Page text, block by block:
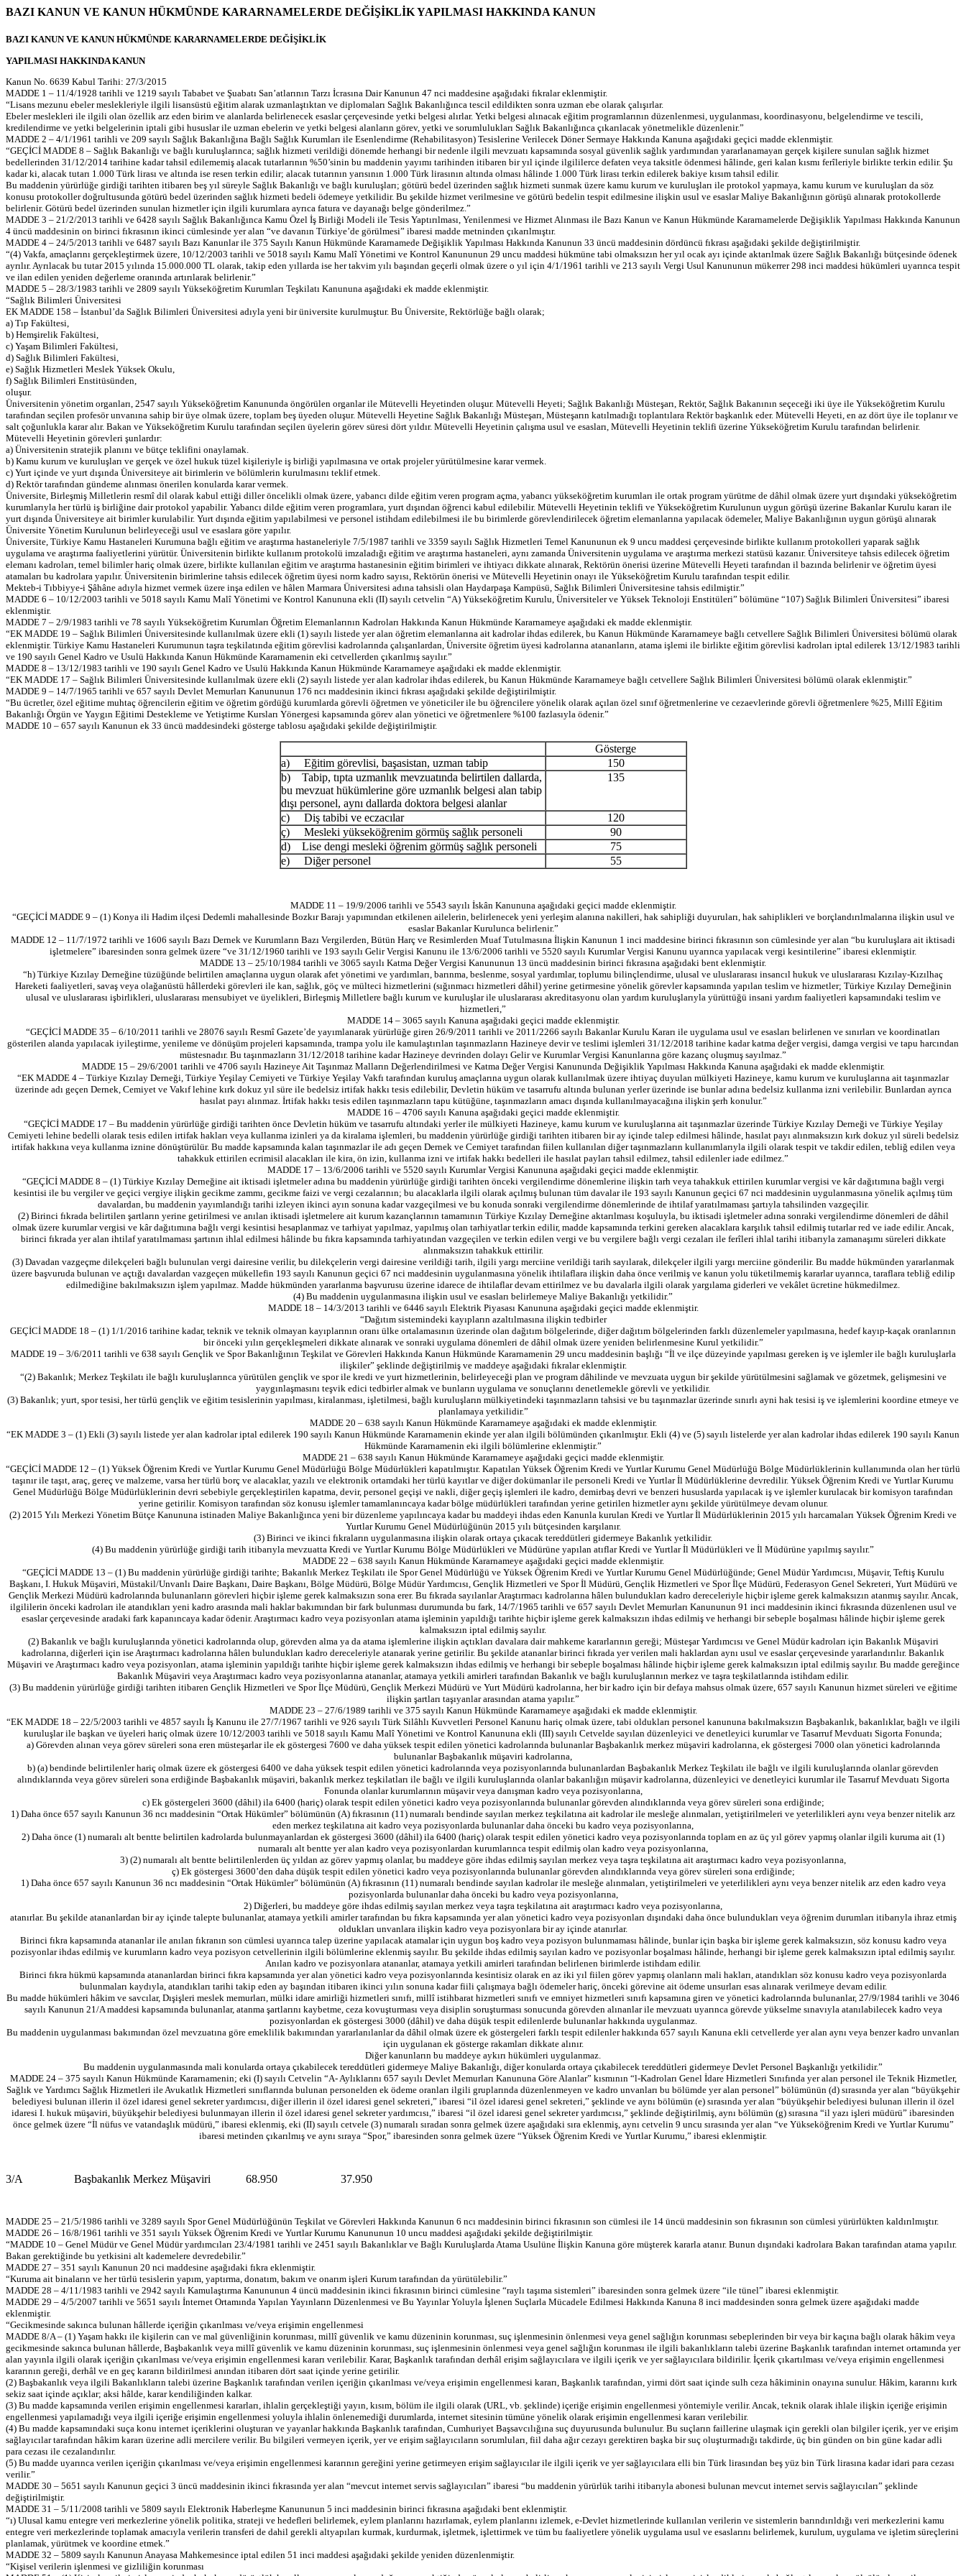
BAZI KANUN VE KANUN HÜKMÜNDE KARARNAMELERDE DEĞİŞİKLİK YAPILMASI HAKKINDA KANUN
BAZI KANUN VE KANUN HÜKMÜNDE KARARNAMELERDE DEĞİŞİKLİK
YAPILMASI HAKKINDA KANUN
Kanun No. 6639 Kabul Tarihi: 27/3/2015
MADDE 1 – 11/4/1928 tarihli ve 1219 sayılı Tababet ve Şuabatı San’atlarının Tarzı İcrasına Dair Kanunun 47 nci maddesine aşağıdaki fıkralar eklenmiştir.
“Lisans mezunu ebeler meslekleriyle ilgili lisansüstü eğitim alarak uzmanlaştıktan ve diplomaları Sağlık Bakanlığınca tescil edildikten sonra uzman ebe olarak çalışırlar.
Ebeler meslekleri ile ilgili olan özellik arz eden birim ve alanlarda belirlenecek esaslar çerçevesinde yetki belgesi alırlar. Yetki belgesi alınacak eğitim programlarının düzenlenmesi, uygulanması, koordinasyonu, belgelendirme ve tescili,
kredilendirme ve yetki belgelerinin iptali gibi hususlar ile uzman ebelerin ve yetki belgesi alanların görev, yetki ve sorumlulukları Sağlık Bakanlığınca çıkarılacak yönetmelikle düzenlenir.”
MADDE 2 – 4/1/1961 tarihli ve 209 sayılı Sağlık Bakanlığına Bağlı Sağlık Kurumları ile Esenlendirme (Rehabilitasyon) Tesislerine Verilecek Döner Sermaye Hakkında Kanuna aşağıdaki geçici madde eklenmiştir.
“GEÇİCİ MADDE 8 – Sağlık Bakanlığı ve bağlı kuruluşlarınca; sağlık hizmeti verildiği dönemde herhangi bir nedenle ilgili mevzuatı kapsamında sosyal güvenlik sağlık yardımından yararlanamayan gerçek kişilere sunulan sağlık hizmet
bedellerinden 31/12/2014 tarihine kadar tahsil edilememiş alacak tutarlarının %50’sinin bu maddenin yayımı tarihinden itibaren bir yıl içinde ilgililerce defaten veya taksitle ödenmesi hâlinde, geri kalan kısmı ferîleriyle birlikte terkin edilir. Şu
kadar ki, alacak tutarı 1.000 Türk lirası ve altında ise resen terkin edilir; alacak tutarının yarısının 1.000 Türk lirasının altında olması hâlinde 1.000 Türk lirası terkin edilerek bakiye kısım tahsil edilir.
Bu maddenin yürürlüğe girdiği tarihten itibaren beş yıl süreyle Sağlık Bakanlığı ve bağlı kuruluşları; götürü bedel üzerinden sağlık hizmeti sunmak üzere kamu kurum ve kuruluşları ile protokol yapmaya, kamu kurum ve kuruluşları da söz
konusu protokoller doğrultusunda götürü bedel üzerinden sağlık hizmeti bedeli ödemeye yetkilidir. Bu şekilde hizmet verilmesine ve götürü bedelin tespit edilmesine ilişkin usul ve esaslar Maliye Bakanlığının görüşü alınarak protokollerde
belirlenir. Götürü bedel üzerinden sunulan hizmetler için ilgili kurumlara ayrıca fatura ve dayanağı belge gönderilmez.”
MADDE 3 – 21/2/2013 tarihli ve 6428 sayılı Sağlık Bakanlığınca Kamu Özel İş Birliği Modeli ile Tesis Yaptırılması, Yenilenmesi ve Hizmet Alınması ile Bazı Kanun ve Kanun Hükmünde Kararnamelerde Değişiklik Yapılması Hakkında Kanunun
4 üncü maddesinin on birinci fıkrasının ikinci cümlesinde yer alan “ve davanın Türkiye’de görülmesi” ibaresi madde metninden çıkarılmıştır.
MADDE 4 – 24/5/2013 tarihli ve 6487 sayılı Bazı Kanunlar ile 375 Sayılı Kanun Hükmünde Kararnamede Değişiklik Yapılması Hakkında Kanunun 33 üncü maddesinin dördüncü fıkrası aşağıdaki şekilde değiştirilmiştir.
“(4) Vakfa, amaçlarını gerçekleştirmek üzere, 10/12/2003 tarihli ve 5018 sayılı Kamu Malî Yönetimi ve Kontrol Kanununun 29 uncu maddesi hükmüne tabi olmaksızın her yıl ocak ayı içinde aktarılmak üzere Sağlık Bakanlığı bütçesinde ödenek
ayrılır. Ayrılacak bu tutar 2015 yılında 15.000.000 TL olarak, takip eden yıllarda ise her takvim yılı başından geçerli olmak üzere o yıl için 4/1/1961 tarihli ve 213 sayılı Vergi Usul Kanununun mükerrer 298 inci maddesi hükümleri uyarınca tespit
ve ilan edilen yeniden değerleme oranında artırılarak belirlenir.”
MADDE 5 – 28/3/1983 tarihli ve 2809 sayılı Yükseköğretim Kurumları Teşkilatı Kanununa aşağıdaki ek madde eklenmiştir.
“Sağlık Bilimleri Üniversitesi
EK MADDE 158 – İstanbul’da Sağlık Bilimleri Üniversitesi adıyla yeni bir üniversite kurulmuştur. Bu Üniversite, Rektörlüğe bağlı olarak;
a) Tıp Fakültesi,
b) Hemşirelik Fakültesi,
c) Yaşam Bilimleri Fakültesi,
d) Sağlık Bilimleri Fakültesi,
e) Sağlık Hizmetleri Meslek Yüksek Okulu,
f) Sağlık Bilimleri Enstitüsünden,
oluşur.
Üniversitenin yönetim organları, 2547 sayılı Yükseköğretim Kanununda öngörülen organlar ile Mütevelli Heyetinden oluşur. Mütevelli Heyeti; Sağlık Bakanlığı Müsteşarı, Rektör, Sağlık Bakanının seçeceği iki üye ile Yükseköğretim Kurulu
tarafından seçilen profesör unvanına sahip bir üye olmak üzere, toplam beş üyeden oluşur. Mütevelli Heyetine Sağlık Bakanlığı Müsteşarı, Müsteşarın katılmadığı toplantılara Rektör başkanlık eder. Mütevelli Heyeti, en az dört üye ile toplanır ve
salt çoğunlukla karar alır. Bakan ve Yükseköğretim Kurulu tarafından seçilen üyelerin görev süresi dört yıldır. Mütevelli Heyetinin çalışma usul ve esasları, Mütevelli Heyetinin teklifi üzerine Yükseköğretim Kurulu tarafından belirlenir.
Mütevelli Heyetinin görevleri şunlardır:
a) Üniversitenin stratejik planını ve bütçe teklifini onaylamak.
b) Kamu kurum ve kuruluşları ve gerçek ve özel hukuk tüzel kişileriyle iş birliği yapılmasına ve ortak projeler yürütülmesine karar vermek.
c) Yurt içinde ve yurt dışında Üniversiteye ait birimlerin ve bölümlerin kurulmasını teklif etmek.
d) Rektör tarafından gündeme alınması önerilen konularda karar vermek.
Üniversite, Birleşmiş Milletlerin resmî dil olarak kabul ettiği diller öncelikli olmak üzere, yabancı dilde eğitim veren program açma, yabancı yükseköğretim kurumları ile ortak program yürütme de dâhil olmak üzere yurt dışındaki yükseköğretim
kurumlarıyla her türlü iş birliğine dair protokol yapabilir. Yabancı dilde eğitim veren programlara, yurt dışından öğrenci kabul edilebilir. Mütevelli Heyetinin teklifi ve Yükseköğretim Kurulunun uygun görüşü üzerine Bakanlar Kurulu kararı ile
yurt dışında Üniversiteye ait birimler kurulabilir. Yurt dışında eğitim yapılabilmesi ve personel istihdam edilebilmesi ile bu birimlerde görevlendirilecek öğretim elemanlarına yapılacak ödemeler, Maliye Bakanlığının uygun görüşü alınarak
Üniversite Yönetim Kurulunun belirleyeceği usul ve esaslara göre yapılır.
Üniversite, Türkiye Kamu Hastaneleri Kurumuna bağlı eğitim ve araştırma hastaneleriyle 7/5/1987 tarihli ve 3359 sayılı Sağlık Hizmetleri Temel Kanununun ek 9 uncu maddesi çerçevesinde birlikte kullanım protokolleri yaparak sağlık
uygulama ve araştırma faaliyetlerini yürütür. Üniversitenin birlikte kullanım protokolü imzaladığı eğitim ve araştırma hastaneleri, aynı zamanda Üniversitenin uygulama ve araştırma merkezi statüsü kazanır. Üniversiteye tahsis edilecek öğretim
elemanı kadroları, temel bilimler hariç olmak üzere, birlikte kullanılan eğitim ve araştırma hastanesinin eğitim birimleri ve ihtiyacı dikkate alınarak, Rektörün önerisi üzerine Mütevelli Heyeti tarafından il bazında belirlenir ve öğretim üyesi
atamaları bu kadrolara yapılır. Üniversitenin birimlerine tahsis edilecek öğretim üyesi norm kadro sayısı, Rektörün önerisi ve Mütevelli Heyetinin onayı ile Yükseköğretim Kurulu tarafından tespit edilir.
Mekteb-i Tıbbiyye-i Şâhâne adıyla hizmet vermek üzere inşa edilen ve hâlen Marmara Üniversitesi adına tahsisli olan Haydarpaşa Kampüsü, Sağlık Bilimleri Üniversitesine tahsis edilmiştir.”
MADDE 6 – 10/12/2003 tarihli ve 5018 sayılı Kamu Malî Yönetimi ve Kontrol Kanununa ekli (II) sayılı cetvelin “A) Yükseköğretim Kurulu, Üniversiteler ve Yüksek Teknoloji Enstitüleri” bölümüne “107) Sağlık Bilimleri Üniversitesi” ibaresi
eklenmiştir.
MADDE 7 – 2/9/1983 tarihli ve 78 sayılı Yükseköğretim Kurumları Öğretim Elemanlarının Kadroları Hakkında Kanun Hükmünde Kararnameye aşağıdaki ek madde eklenmiştir.
“EK MADDE 19 – Sağlık Bilimleri Üniversitesinde kullanılmak üzere ekli (1) sayılı listede yer alan öğretim elemanlarına ait kadrolar ihdas edilerek, bu Kanun Hükmünde Kararnameye bağlı cetvellere Sağlık Bilimleri Üniversitesi bölümü olarak
eklenmiştir. Türkiye Kamu Hastaneleri Kurumunun taşra teşkilatında eğitim görevlisi kadrolarında çalışanlardan, Üniversite öğretim üyesi kadrolarına atananların, atama işlemi ile birlikte eğitim görevlisi kadroları iptal edilerek 13/12/1983 tarihli
ve 190 sayılı Genel Kadro ve Usulü Hakkında Kanun Hükmünde Kararnamenin eki cetvellerden çıkarılmış sayılır.”
MADDE 8 – 13/12/1983 tarihli ve 190 sayılı Genel Kadro ve Usulü Hakkında Kanun Hükmünde Kararnameye aşağıdaki ek madde eklenmiştir.
“EK MADDE 17 – Sağlık Bilimleri Üniversitesinde kullanılmak üzere ekli (2) sayılı listede yer alan kadrolar ihdas edilerek, bu Kanun Hükmünde Kararnameye bağlı cetvellere Sağlık Bilimleri Üniversitesi bölümü olarak eklenmiştir.”
MADDE 9 – 14/7/1965 tarihli ve 657 sayılı Devlet Memurları Kanununun 176 ncı maddesinin ikinci fıkrası aşağıdaki şekilde değiştirilmiştir.
“Bu ücretler, özel eğitime muhtaç öğrencilerin eğitim ve öğretim gördüğü kurumlarda görevli öğretmen ve yöneticiler ile bu öğrencilere yönelik olarak açılan özel sınıf öğretmenlerine ve cezaevlerinde görevli öğretmenlere %25, Millî Eğitim
Bakanlığı Örgün ve Yaygın Eğitimi Destekleme ve Yetiştirme Kursları Yönergesi kapsamında görev alan yönetici ve öğretmenlere %100 fazlasıyla ödenir.”
MADDE 10 – 657 sayılı Kanunun ek 33 üncü maddesindeki gösterge tablosu aşağıdaki şekilde değiştirilmiştir.
Gösterge
a) Eğitim görevlisi, başasistan, uzman tabip
150
b) Tabip, tıpta uzmanlık mevzuatında belirtilen dallarda,
bu mevzuat hükümlerine göre uzmanlık belgesi alan tabip
dışı personel, aynı dallarda doktora belgesi alanlar
135
c) Diş tabibi ve eczacılar
120
ç) Mesleki yükseköğrenim görmüş sağlık personeli
90
d) Lise dengi mesleki öğrenim görmüş sağlık personeli
75
e) Diğer personel
55
MADDE 11 – 19/9/2006 tarihli ve 5543 sayılı İskân Kanununa aşağıdaki geçici madde eklenmiştir.
“GEÇİCİ MADDE 9 – (1) Konya ili Hadim ilçesi Dedemli mahallesinde Bozkır Barajı yapımından etkilenen ailelerin, belirlenecek yeni yerleşim alanına nakilleri, hak sahipliği duyuruları, hak sahiplikleri ve borçlandırılmalarına ilişkin usul ve
esaslar Bakanlar Kurulunca belirlenir.”
MADDE 12 – 11/7/1972 tarihli ve 1606 sayılı Bazı Dernek ve Kurumların Bazı Vergilerden, Bütün Harç ve Resimlerden Muaf Tutulmasına İlişkin Kanunun 1 inci maddesine birinci fıkrasının son cümlesinde yer alan “bu kuruluşlara ait iktisadi
işletmelere” ibaresinden sonra gelmek üzere “ve 31/12/1960 tarihli ve 193 sayılı Gelir Vergisi Kanunu ile 13/6/2006 tarihli ve 5520 sayılı Kurumlar Vergisi Kanunu uyarınca yapılacak vergi kesintilerine” ibaresi eklenmiştir.
MADDE 13 – 25/10/1984 tarihli ve 3065 sayılı Katma Değer Vergisi Kanununun 13 üncü maddesinin birinci fıkrasına aşağıdaki bent eklenmiştir.
“h) Türkiye Kızılay Derneğine tüzüğünde belirtilen amaçlarına uygun olarak afet yönetimi ve yardımları, barınma, beslenme, sosyal yardımlar, toplumu bilinçlendirme, ulusal ve uluslararası insancıl hukuk ve uluslararası Kızılay-Kızılhaç
Hareketi faaliyetleri, savaş veya olağanüstü hâllerdeki görevleri ile kan, sağlık, göç ve mülteci hizmetlerini (sığınmacı hizmetleri dâhil) yerine getirmesine yönelik görevler kapsamında yapılan teslim ve hizmetler; Türkiye Kızılay Derneğinin
ulusal ve uluslararası işbirlikleri, uluslararası mensubiyet ve üyelikleri, Birleşmiş Milletlere bağlı kurum ve kuruluşlar ile uluslararası akreditasyonu olan yardım kuruluşlarıyla yürüttüğü insani yardım faaliyetleri kapsamındaki teslim ve
hizmetleri,”
MADDE 14 – 3065 sayılı Kanuna aşağıdaki geçici madde eklenmiştir.
“GEÇİCİ MADDE 35 – 6/10/2011 tarihli ve 28076 sayılı Resmî Gazete’de yayımlanarak yürürlüğe giren 26/9/2011 tarihli ve 2011/2266 sayılı Bakanlar Kurulu Kararı ile uygulama usul ve esasları belirlenen ve sınırları ve koordinatları
gösterilen alanda yapılacak iyileştirme, yenileme ve dönüşüm projeleri kapsamında, trampa yolu ile kamulaştırılan taşınmazların Hazineye devir ve teslimi işlemleri 31/12/2018 tarihine kadar katma değer vergisi, damga vergisi ve tapu harcından
müstesnadır. Bu taşınmazların 31/12/2018 tarihine kadar Hazineye devrinden dolayı Gelir ve Kurumlar Vergisi Kanunlarına göre kazanç oluşmuş sayılmaz.”
MADDE 15 – 29/6/2001 tarihli ve 4706 sayılı Hazineye Ait Taşınmaz Malların Değerlendirilmesi ve Katma Değer Vergisi Kanununda Değişiklik Yapılması Hakkında Kanuna aşağıdaki ek madde eklenmiştir.
“EK MADDE 4 – Türkiye Kızılay Derneği, Türkiye Yeşilay Cemiyeti ve Türkiye Yeşilay Vakfı tarafından kuruluş amaçlarına uygun olarak kullanılmak üzere ihtiyaç duyulan mülkiyeti Hazineye, kamu kurum ve kuruluşlarına ait taşınmazlar
üzerinde adı geçen Dernek, Cemiyet ve Vakıf lehine kırk dokuz yıl süre ile bedelsiz irtifak hakkı tesis edilebilir, Devletin hüküm ve tasarrufu altında bulunan yerler üzerinde ise bunlar adına bedelsiz kullanma izni verilebilir. Bunlardan ayrıca
hasılat payı alınmaz. İrtifak hakkı tesis edilen taşınmazların tapu kütüğüne, taşınmazların amacı dışında kullanılmayacağına ilişkin şerh konulur.”
MADDE 16 – 4706 sayılı Kanuna aşağıdaki geçici madde eklenmiştir.
“GEÇİCİ MADDE 17 – Bu maddenin yürürlüğe girdiği tarihten önce Devletin hüküm ve tasarrufu altındaki yerler ile mülkiyeti Hazineye, kamu kurum ve kuruluşlarına ait taşınmazlar üzerinde Türkiye Kızılay Derneği ve Türkiye Yeşilay
Cemiyeti lehine bedelli olarak tesis edilen irtifak hakları veya kullanma izinleri ya da kiralama işlemleri, bu maddenin yürürlüğe girdiği tarihten itibaren bir ay içinde talep edilmesi hâlinde, hasılat payı alınmaksızın kırk dokuz yıl süreli bedelsiz
irtifak hakkına veya kullanma iznine dönüştürülür. Bu madde kapsamında kalan taşınmazlar ile adı geçen Dernek ve Cemiyet tarafından fiilen kullanılan diğer taşınmazların kullanımlarıyla ilgili olarak tespit ve takdir edilen, tebliğ edilen veya
tahakkuk ettirilen ecrimisil alacakları ile kira, ön izin, kullanma izni ve irtifak hakkı bedelleri ile hasılat payları tahsil edilmez, tahsil edilenler iade edilmez.”
MADDE 17 – 13/6/2006 tarihli ve 5520 sayılı Kurumlar Vergisi Kanununa aşağıdaki geçici madde eklenmiştir.
“GEÇİCİ MADDE 8 – (1) Türkiye Kızılay Derneğine ait iktisadi işletmeler adına bu maddenin yürürlüğe girdiği tarihten önceki vergilendirme dönemlerine ilişkin tarh veya tahakkuk ettirilen kurumlar vergisi ve kâr dağıtımına bağlı vergi
kesintisi ile bu vergiler ve geçici vergiye ilişkin gecikme zammı, gecikme faizi ve vergi cezalarının; bu alacaklarla ilgili olarak açılmış bulunan tüm davalar ile 193 sayılı Kanunun geçici 67 nci maddesinin uygulanmasına yönelik açılmış tüm
davalardan, bu maddenin yayımlandığı tarihi izleyen ikinci ayın sonuna kadar vazgeçilmesi ve bu konuda sonraki vergilendirme dönemlerinde de ihtilaf yaratılmaması şartıyla tahsilinden vazgeçilir.
(2) Birinci fıkrada belirtilen şartların yerine getirilmesi ve anılan iktisadi işletmelere ait kurum kazançlarının tamamının Türkiye Kızılay Derneğine aktarılması koşuluyla, bu iktisadi işletmeler adına sonraki vergilendirme dönemleri de dâhil
olmak üzere kurumlar vergisi ve kâr dağıtımına bağlı vergi kesintisi hesaplanmaz ve tarhiyat yapılmaz, yapılmış olan tarhiyatlar terkin edilir, madde kapsamında terkini gereken alacaklara karşılık tahsil edilmiş tutarlar red ve iade edilir. Ancak,
birinci fıkrada yer alan ihtilaf yaratılmaması şartının ihlal edilmesi hâlinde bu fıkra kapsamında tarhiyatından vazgeçilen ve terkin edilen vergi ve bu vergilere bağlı vergi cezaları ile ferîleri ihlal tarihi itibarıyla zamanaşımı süreleri dikkate
alınmaksızın tahakkuk ettirilir.
(3) Davadan vazgeçme dilekçeleri bağlı bulunulan vergi dairesine verilir, bu dilekçelerin vergi dairesine verildiği tarih, ilgili yargı merciine verildiği tarih sayılarak, dilekçeler ilgili yargı merciine gönderilir. Bu madde hükmünden yararlanmak
üzere başvuruda bulunan ve açtığı davalardan vazgeçen mükellefin 193 sayılı Kanunun geçici 67 nci maddesinin uygulanmasına yönelik ihtilaflara ilişkin daha önce verilmiş ve kanun yolu tüketilmemiş kararlar uyarınca, taraflara tebliğ edilip
edilmediğine bakılmaksızın işlem yapılmaz. Madde hükmünden yararlanma başvurusu üzerine idarece de ihtilaflar devam ettirilmez ve bu davalarla ilgili olarak yargılama giderleri ve vekâlet ücretine hükmedilmez.
(4) Bu maddenin uygulanmasına ilişkin usul ve esasları belirlemeye Maliye Bakanlığı yetkilidir.”
MADDE 18 – 14/3/2013 tarihli ve 6446 sayılı Elektrik Piyasası Kanununa aşağıdaki geçici madde eklenmiştir.
“Dağıtım sistemindeki kayıpların azaltılmasına ilişkin tedbirler
GEÇİCİ MADDE 18 – (1) 1/1/2016 tarihine kadar, teknik ve teknik olmayan kayıplarının oranı ülke ortalamasının üzerinde olan dağıtım bölgelerinde, diğer dağıtım bölgelerinden farklı düzenlemeler yapılmasına, hedef kayıp-kaçak oranlarının
bir önceki yılın gerçekleşmeleri dikkate alınarak ve sonraki uygulama dönemleri de dâhil olmak üzere yeniden belirlenmesine Kurul yetkilidir.”
MADDE 19 – 3/6/2011 tarihli ve 638 sayılı Gençlik ve Spor Bakanlığının Teşkilat ve Görevleri Hakkında Kanun Hükmünde Kararnamenin 29 uncu maddesinin başlığı “İl ve ilçe düzeyinde yapılması gereken iş ve işlemler ile bağlı kuruluşlarla
ilişkiler” şeklinde değiştirilmiş ve maddeye aşağıdaki fıkralar eklenmiştir.
“(2) Bakanlık; Merkez Teşkilatı ile bağlı kuruluşlarınca yürütülen gençlik ve spor ile kredi ve yurt hizmetlerinin, belirleyeceği plan ve program dâhilinde ve mevzuata uygun bir şekilde yürütülmesini sağlamak ve gözetmek, gelişmesini ve
yaygınlaşmasını teşvik edici tedbirler almak ve bunların uygulama ve sonuçlarını denetlemekle görevli ve yetkilidir.
(3) Bakanlık; yurt, spor tesisi, her türlü gençlik ve eğitim tesislerinin yapılması, kiralanması, işletilmesi, bağlı kuruluşların mülkiyetindeki taşınmazların tahsisi ve bu taşınmazlar üzerinde sınırlı ayni hak tesisi iş ve işlemlerini koordine etmeye ve
planlamaya yetkilidir.”
MADDE 20 – 638 sayılı Kanun Hükmünde Kararnameye aşağıdaki ek madde eklenmiştir.
“EK MADDE 3 – (1) Ekli (3) sayılı listede yer alan kadrolar iptal edilerek 190 sayılı Kanun Hükmünde Kararnamenin ekinde yer alan ilgili bölümünden çıkarılmıştır. Ekli (4) ve (5) sayılı listelerde yer alan kadrolar ihdas edilerek 190 sayılı Kanun
Hükmünde Kararnamenin eki ilgili bölümlerine eklenmiştir.”
MADDE 21 – 638 sayılı Kanun Hükmünde Kararnameye aşağıdaki geçici madde eklenmiştir.
“GEÇİCİ MADDE 12 – (1) Yüksek Öğrenim Kredi ve Yurtlar Kurumu Genel Müdürlüğü Bölge Müdürlükleri kapatılmıştır. Kapatılan Yüksek Öğrenim Kredi ve Yurtlar Kurumu Genel Müdürlüğü Bölge Müdürlüklerinin kullanımında olan her türlü
taşınır ile taşıt, araç, gereç ve malzeme, varsa her türlü borç ve alacaklar, yazılı ve elektronik ortamdaki her türlü kayıtlar ve diğer dokümanlar ile personeli Kredi ve Yurtlar İl Müdürlüklerine devredilir. Yüksek Öğrenim Kredi ve Yurtlar Kurumu
Genel Müdürlüğü Bölge Müdürlüklerinin devri sebebiyle gerçekleştirilen kapatma, devir, personel geçişi ve nakli, diğer geçiş işlemleri ile kadro, demirbaş devri ve benzeri hususlarda yapılacak iş ve işlemler kurulacak bir komisyon tarafından
yerine getirilir. Komisyon tarafından söz konusu işlemler tamamlanıncaya kadar bölge müdürlükleri tarafından yerine getirilen hizmetler aynı şekilde yürütülmeye devam olunur.
(2) 2015 Yılı Merkezi Yönetim Bütçe Kanununa istinaden Maliye Bakanlığınca yeni bir düzenleme yapılıncaya kadar bu maddeyi ihdas eden Kanunla kurulan Kredi ve Yurtlar İl Müdürlüklerinin 2015 yılı harcamaları Yüksek Öğrenim Kredi ve
Yurtlar Kurumu Genel Müdürlüğünün 2015 yılı bütçesinden karşılanır.
(3) Birinci ve ikinci fıkraların uygulanmasına ilişkin olarak ortaya çıkacak tereddütleri gidermeye Bakanlık yetkilidir.
(4) Bu maddenin yürürlüğe girdiği tarih itibarıyla mevzuatta Kredi ve Yurtlar Kurumu Bölge Müdürlükleri ve Müdürüne yapılan atıflar Kredi ve Yurtlar İl Müdürlükleri ve İl Müdürüne yapılmış sayılır.”
MADDE 22 – 638 sayılı Kanun Hükmünde Kararnameye aşağıdaki geçici madde eklenmiştir.
“GEÇİCİ MADDE 13 – (1) Bu maddenin yürürlüğe girdiği tarihte; Bakanlık Merkez Teşkilatı ile Spor Genel Müdürlüğü ve Yüksek Öğrenim Kredi ve Yurtlar Kurumu Genel Müdürlüğünde; Genel Müdür Yardımcısı, Müşavir, Teftiş Kurulu
Başkanı, I. Hukuk Müşaviri, Müstakil/Unvanlı Daire Başkanı, Daire Başkanı, Bölge Müdürü, Bölge Müdür Yardımcısı, Gençlik Hizmetleri ve Spor İl Müdürü, Gençlik Hizmetleri ve Spor İlçe Müdürü, Federasyon Genel Sekreteri, Yurt Müdürü ve
Gençlik Merkezi Müdürü kadrolarında bulunanların görevleri hiçbir işleme gerek kalmaksızın sona erer. Bu fıkrada sayılanlar Araştırmacı kadrolarına hâlen bulundukları kadro dereceleriyle hiçbir işleme gerek kalmaksızın atanmış sayılır. Ancak,
ilgililerin önceki kadroları ile atandıkları yeni kadro arasında mali haklar bakımından bir fark bulunması durumunda bu fark, 14/7/1965 tarihli ve 657 sayılı Devlet Memurları Kanununun 91 inci maddesinin ikinci fıkrasında düzenlenen usul ve
esaslar çerçevesinde aradaki fark kapanıncaya kadar ödenir. Araştırmacı kadro veya pozisyonları atama işleminin yapıldığı tarihte hiçbir işleme gerek kalmaksızın ihdas edilmiş ve herhangi bir sebeple boşalması hâlinde hiçbir işleme gerek
kalmaksızın iptal edilmiş sayılır.
(2) Bakanlık ve bağlı kuruluşlarında yönetici kadrolarında olup, görevden alma ya da atama işlemlerine ilişkin açtıkları davalara dair mahkeme kararlarının gereği; Müsteşar Yardımcısı ve Genel Müdür kadroları için Bakanlık Müşaviri
kadrolarına, diğerleri için ise Araştırmacı kadrolarına hâlen bulundukları kadro dereceleriyle atanarak yerine getirilir. Bu şekilde atananlar birinci fıkrada yer verilen mali haklardan aynı usul ve esaslar çerçevesinde yararlandırılır. Bakanlık
Müşaviri ve Araştırmacı kadro veya pozisyonları, atama işleminin yapıldığı tarihte hiçbir işleme gerek kalmaksızın ihdas edilmiş ve herhangi bir sebeple boşalması hâlinde hiçbir işleme gerek kalmaksızın iptal edilmiş sayılır. Bu madde gereğince
Bakanlık Müşaviri veya Araştırmacı kadro veya pozisyonlarına atananlar, atamaya yetkili amirleri tarafından Bakanlık ve bağlı kuruluşlarının merkez ve taşra teşkilatlarında istihdam edilir.
(3) Bu maddenin yürürlüğe girdiği tarihten itibaren Gençlik Hizmetleri ve Spor İlçe Müdürü, Gençlik Merkezi Müdürü ve Yurt Müdürü kadrolarına, her bir kadro için bir defaya mahsus olmak üzere, 657 sayılı Kanunun hizmet süreleri ve eğitime
ilişkin şartları taşıyanlar arasından atama yapılır.”
MADDE 23 – 27/6/1989 tarihli ve 375 sayılı Kanun Hükmünde Kararnameye aşağıdaki ek madde eklenmiştir.
“EK MADDE 18 – 22/5/2003 tarihli ve 4857 sayılı İş Kanunu ile 27/7/1967 tarihli ve 926 sayılı Türk Silâhlı Kuvvetleri Personel Kanunu hariç olmak üzere, tabi oldukları personel kanununa bakılmaksızın Başbakanlık, bakanlıklar, bağlı ve ilgili
kuruluşlar ile başkan ve üyeleri hariç olmak üzere 10/12/2003 tarihli ve 5018 sayılı Kamu Malî Yönetimi ve Kontrol Kanununa ekli (III) sayılı Cetvelde sayılan düzenleyici ve denetleyici kurumlar ve Tasarruf Mevduatı Sigorta Fonunda;
a) Görevden alınan veya görev süreleri sona eren müsteşarlar ile ek göstergesi 7600 ve daha yüksek tespit edilen yönetici kadrolarında bulunanlar Başbakanlık merkez müşaviri kadrolarına, ek göstergesi 7000 olan yönetici kadrolarında
bulunanlar Başbakanlık müşaviri kadrolarına,
b) (a) bendinde belirtilenler hariç olmak üzere ek göstergesi 6400 ve daha yüksek tespit edilen yönetici kadrolarında veya pozisyonlarında bulunanlardan Başbakanlık Merkez Teşkilatı ile bağlı ve ilgili kuruluşlarında olanlar görevden
alındıklarında veya görev süreleri sona erdiğinde Başbakanlık müşaviri, bakanlık merkez teşkilatları ile bağlı ve ilgili kuruluşlarında olanlar bakanlığın müşavir kadrolarına, düzenleyici ve denetleyici kurumlar ile Tasarruf Mevduatı Sigorta
Fonunda olanlar kurumlarının müşavir veya danışman kadro veya pozisyonlarına,
c) Ek göstergeleri 3600 (dâhil) ila 6400 (hariç) olarak tespit edilen yönetici kadro veya pozisyonlarında bulunanlar görevden alındıklarında veya görev süreleri sona erdiğinde;
1) Daha önce 657 sayılı Kanunun 36 ncı maddesinin “Ortak Hükümler” bölümünün (A) fıkrasının (11) numaralı bendinde sayılan merkez teşkilatına ait kadrolar ile mesleğe alınmaları, yetiştirilmeleri ve yeterlilikleri aynı veya benzer nitelik arz
eden merkez teşkilatına ait kadro veya pozisyonlarda bulunanlar daha önceki bu kadro veya pozisyonlarına,
2) Daha önce (1) numaralı alt bentte belirtilen kadrolarda bulunmayanlardan ek göstergesi 3600 (dâhil) ila 6400 (hariç) olarak tespit edilen yönetici kadro veya pozisyonlarında toplam en az üç yıl görev yapmış olanlar ilgili kuruma ait (1)
numaralı alt bentte yer alan kadro veya pozisyonlardan kurumlarınca tespit edilmiş olan kadro veya pozisyonlarına,
3) (2) numaralı alt bentte belirtilenlerden üç yıldan az görev yapmış olanlar, bu maddeye göre ihdas edilmiş sayılan merkez veya taşra teşkilatına ait araştırmacı kadro veya pozisyonlarına,
ç) Ek göstergesi 3600’den daha düşük tespit edilen yönetici kadro veya pozisyonlarında bulunanlar görevden alındıklarında veya görev süreleri sona erdiğinde;
1) Daha önce 657 sayılı Kanunun 36 ncı maddesinin “Ortak Hükümler” bölümünün (A) fıkrasının (11) numaralı bendinde sayılan kadrolar ile mesleğe alınmaları, yetiştirilmeleri ve yeterlilikleri aynı veya benzer nitelik arz eden kadro veya
pozisyonlarda bulunanlar daha önceki bu kadro veya pozisyonlarına,
2) Diğerleri, bu maddeye göre ihdas edilmiş sayılan merkez veya taşra teşkilatına ait araştırmacı kadro veya pozisyonlarına,
atanırlar. Bu şekilde atananlardan bir ay içinde talepte bulunanlar, atamaya yetkili amirler tarafından bu fıkra kapsamında yer alan yönetici kadro veya pozisyonları dışındaki daha önce bulundukları veya öğrenim durumları itibarıyla ihraz etmiş
oldukları unvanlara ilişkin kadro veya pozisyonlara bir ay içinde atanırlar.
Birinci fıkra kapsamında atananlar ile anılan fıkranın son cümlesi uyarınca talep üzerine yapılacak atamalar için uygun boş kadro veya pozisyon bulunmaması hâlinde, bunlar için başka bir işleme gerek kalmaksızın, söz konusu kadro veya
pozisyonlar ihdas edilmiş ve kurumların kadro veya pozisyon cetvellerinin ilgili bölümlerine eklenmiş sayılır. Bu şekilde ihdas edilmiş sayılan kadro ve pozisyonlar boşalması hâlinde, herhangi bir işleme gerek kalmaksızın iptal edilmiş sayılır.
Anılan kadro ve pozisyonlara atananlar, atamaya yetkili amirleri tarafından belirlenen birimlerde istihdam edilir.
Birinci fıkra hükmü kapsamında atananlardan birinci fıkra kapsamında yer alan yönetici kadro veya pozisyonlarında kesintisiz olarak en az iki yıl fiilen görev yapmış olanların mali hakları, atandıkları söz konusu kadro veya pozisyonlarda
bulunmaları kaydıyla, atandıkları tarihi takip eden ay başından itibaren ikinci yılın sonuna kadar fiili çalışmaya bağlı ödemeler hariç, önceki görevine ait ödeme unsurları esas alınarak verilmeye devam edilir.
Bu madde hükümleri hâkim ve savcılar, Dışişleri meslek memurları, mülki idare amirliği hizmetleri sınıfı, millî istihbarat hizmetleri sınıfı ve emniyet hizmetleri sınıfı kapsamına giren ve yönetici kadrolarında bulunanlar, 27/9/1984 tarihli ve 3046
sayılı Kanunun 21/A maddesi kapsamında bulunanlar, atanma şartlarını kaybetme, ceza kovuşturması veya disiplin soruşturması sonucunda görevden alınanlar ile mevzuatı uyarınca görevde yükselme sınavıyla atanılabilecek kadro veya
pozisyonlardan ek göstergesi 3000 (dâhil) ve daha düşük tespit edilenlerde bulunanlar hakkında uygulanmaz.
Bu maddenin uygulanması bakımından özel mevzuatına göre emeklilik bakımından yararlanılanlar da dâhil olmak üzere ek göstergeleri farklı tespit edilenler hakkında 657 sayılı Kanuna ekli cetvellerde yer alan aynı veya benzer kadro unvanları
için uygulanan ek gösterge rakamları dikkate alınır.
Diğer kanunların bu maddeye aykırı hükümleri uygulanmaz.
Bu maddenin uygulanmasında mali konularda ortaya çıkabilecek tereddütleri gidermeye Maliye Bakanlığı, diğer konularda ortaya çıkabilecek tereddütleri gidermeye Devlet Personel Başkanlığı yetkilidir.”
MADDE 24 – 375 sayılı Kanun Hükmünde Kararnamenin; eki (I) sayılı Cetvelin “A- Aylıklarını 657 sayılı Devlet Memurları Kanununa Göre Alanlar” kısmının “l-Kadroları Genel İdare Hizmetleri Sınıfında yer alan personel ile Teknik Hizmetler,
Sağlık ve Yardımcı Sağlık Hizmetleri ile Avukatlık Hizmetleri sınıflarında bulunan personelden ek ödeme oranları ilgili gruplarında düzenlenmeyen ve kadro unvanları bu bölümde yer alan personel” bölümünün (d) sırasında yer alan “büyükşehir
belediyesi bulunan illerin il özel idaresi genel sekreter yardımcısı, diğer illerin il özel idaresi genel sekreteri,” ibaresi “il özel idaresi genel sekreteri,” şeklinde ve aynı bölümün (e) sırasında yer alan “büyükşehir belediyesi bulunan illerin il özel
idaresi I. hukuk müşaviri, büyükşehir belediyesi bulunmayan illerin il özel idaresi genel sekreter yardımcısı,” ibaresi “il özel idaresi genel sekreter yardımcısı,” şeklinde değiştirilmiş, aynı bölümün (g) sırasına “il yazı işleri müdürü” ibaresinden
önce gelmek üzere “İl nüfus ve vatandaşlık müdürü,” ibaresi eklenmiş, eki (II) sayılı cetvele (3) numaralı sıradan sonra gelmek üzere aşağıdaki sıra eklenmiş, aynı cetvelin 9 uncu sırasında yer alan “ve Yükseköğrenim Kredi ve Yurtlar Kurumu”
ibaresi metinden çıkarılmış ve aynı sıraya “Spor,” ibaresinden sonra gelmek üzere “Yüksek Öğrenim Kredi ve Yurtlar Kurumu,” ibaresi eklenmiştir.
3/A Başbakanlık Merkez Müşaviri 68.950 37.950
MADDE 25 – 21/5/1986 tarihli ve 3289 sayılı Spor Genel Müdürlüğünün Teşkilat ve Görevleri Hakkında Kanunun 6 ncı maddesinin birinci fıkrasının son cümlesi ile 14 üncü maddesinin son fıkrasının son cümlesi yürürlükten kaldırılmıştır.
MADDE 26 – 16/8/1961 tarihli ve 351 sayılı Yüksek Öğrenim Kredi ve Yurtlar Kurumu Kanununun 10 uncu maddesi aşağıdaki şekilde değiştirilmiştir.
“MADDE 10 – Genel Müdür ve Genel Müdür yardımcıları 23/4/1981 tarihli ve 2451 sayılı Bakanlıklar ve Bağlı Kuruluşlarda Atama Usulüne İlişkin Kanuna göre müşterek kararla atanır. Bunun dışındaki kadrolara Bakan tarafından atama yapılır.
Bakan gerektiğinde bu yetkisini alt kademelere devredebilir.”
MADDE 27 – 351 sayılı Kanunun 20 nci maddesine aşağıdaki fıkra eklenmiştir.
“Kuruma ait binaların ve her türlü tesislerin yapım, yaptırma, donatım, bakım ve onarım işleri Kurum tarafından da yürütülebilir.”
MADDE 28 – 4/11/1983 tarihli ve 2942 sayılı Kamulaştırma Kanununun 4 üncü maddesinin ikinci fıkrasının birinci cümlesine “raylı taşıma sistemleri” ibaresinden sonra gelmek üzere “ile tünel” ibaresi eklenmiştir.
MADDE 29 – 4/5/2007 tarihli ve 5651 sayılı İnternet Ortamında Yapılan Yayınların Düzenlenmesi ve Bu Yayınlar Yoluyla İşlenen Suçlarla Mücadele Edilmesi Hakkında Kanuna 8 inci maddesinden sonra gelmek üzere aşağıdaki madde
eklenmiştir.
“Gecikmesinde sakınca bulunan hâllerde içeriğin çıkarılması ve/veya erişimin engellenmesi
MADDE 8/A – (1) Yaşam hakkı ile kişilerin can ve mal güvenliğinin korunması, millî güvenlik ve kamu düzeninin korunması, suç işlenmesinin önlenmesi veya genel sağlığın korunması sebeplerinden bir veya bir kaçına bağlı olarak hâkim veya
gecikmesinde sakınca bulunan hâllerde, Başbakanlık veya millî güvenlik ve kamu düzeninin korunması, suç işlenmesinin önlenmesi veya genel sağlığın korunması ile ilgili bakanlıkların talebi üzerine Başkanlık tarafından internet ortamında yer
alan yayınla ilgili olarak içeriğin çıkarılması ve/veya erişimin engellenmesi kararı verilebilir. Karar, Başkanlık tarafından derhâl erişim sağlayıcılara ve ilgili içerik ve yer sağlayıcılara bildirilir. İçerik çıkartılması ve/veya erişimin engellenmesi
kararının gereği, derhâl ve en geç kararın bildirilmesi anından itibaren dört saat içinde yerine getirilir.
(2) Başbakanlık veya ilgili Bakanlıkların talebi üzerine Başkanlık tarafından verilen içeriğin çıkarılması ve/veya erişimin engellenmesi kararı, Başkanlık tarafından, yirmi dört saat içinde sulh ceza hâkiminin onayına sunulur. Hâkim, kararını kırk
sekiz saat içinde açıklar; aksi hâlde, karar kendiliğinden kalkar.
(3) Bu madde kapsamında verilen erişimin engellenmesi kararları, ihlalin gerçekleştiği yayın, kısım, bölüm ile ilgili olarak (URL, vb. şeklinde) içeriğe erişimin engellenmesi yöntemiyle verilir. Ancak, teknik olarak ihlale ilişkin içeriğe erişimin
engellenmesi yapılamadığı veya ilgili içeriğe erişimin engellenmesi yoluyla ihlalin önlenemediği durumlarda, internet sitesinin tümüne yönelik olarak erişimin engellenmesi kararı verilebilir.
(4) Bu madde kapsamındaki suça konu internet içeriklerini oluşturan ve yayanlar hakkında Başkanlık tarafından, Cumhuriyet Başsavcılığına suç duyurusunda bulunulur. Bu suçların faillerine ulaşmak için gerekli olan bilgiler içerik, yer ve erişim
sağlayıcılar tarafından hâkim kararı üzerine adli mercilere verilir. Bu bilgileri vermeyen içerik, yer ve erişim sağlayıcıların sorumluları, fiil daha ağır cezayı gerektiren başka bir suç oluşturmadığı takdirde, üç bin günden on bin güne kadar adli
para cezası ile cezalandırılır.
(5) Bu madde uyarınca verilen içeriğin çıkarılması ve/veya erişimin engellenmesi kararının gereğini yerine getirmeyen erişim sağlayıcılar ile ilgili içerik ve yer sağlayıcılara elli bin Türk lirasından beş yüz bin Türk lirasına kadar idari para cezası
verilir.”
MADDE 30 – 5651 sayılı Kanunun geçici 3 üncü maddesinin ikinci fıkrasında yer alan “mevcut internet servis sağlayıcıları” ibaresi “bu maddenin yürürlük tarihi itibarıyla abonesi bulunan mevcut internet servis sağlayıcıları” şeklinde
değiştirilmiştir.
MADDE 31 – 5/11/2008 tarihli ve 5809 sayılı Elektronik Haberleşme Kanununun 5 inci maddesinin birinci fıkrasına aşağıdaki bent eklenmiştir.
“ı) Ulusal kamu entegre veri merkezlerine yönelik politika, strateji ve hedefleri belirlemek, eylem planlarını hazırlamak, eylem planlarını izlemek, e-Devlet hizmetlerinde kullanılan verilerin ve sistemlerin barındırıldığı veri merkezlerini kamu
entegre veri merkezlerinde toplamak amacıyla verilerin transferi de dahil gerekli altyapıları kurmak, kurdurmak, işletmek, işlettirmek ve tüm bu faaliyetlere yönelik uygulama usul ve esaslarını belirlemek, kurulum, uygulama ve işletim süreçlerini
planlamak, yürütmek ve koordine etmek.”
MADDE 32 – 5809 sayılı Kanunun Anayasa Mahkemesince iptal edilen 51 inci maddesi aşağıdaki şekilde yeniden düzenlenmiştir.
“Kişisel verilerin işlenmesi ve gizliliğin korunması